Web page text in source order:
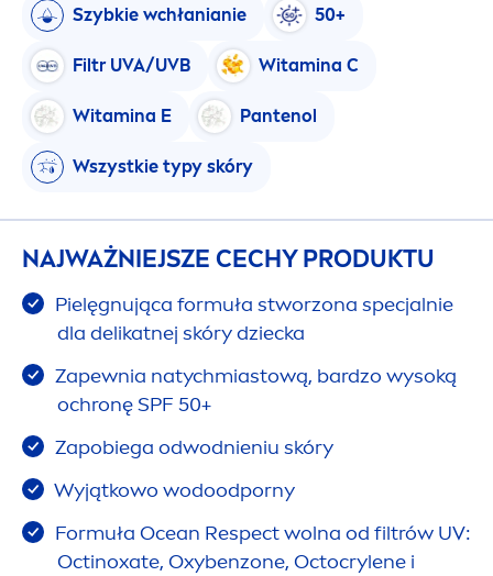
Szybkie wchłanianie 50+
Filtr UVA/UVB Witamina C
Witamina E Pantenol
Wszystkie typy skóry
NAJWAŻNIEJSZE CECHY PRODUKTU
Pielęgnująca formuła stworzona specjalnie
dla delikatnej skóry dziecka
Zapewnia natychmiastową, bardzo wysoką
ochronę SPF 50+
Zapobiega odwodnieniu skóry
Wyjątkowo wodoodporny
Formuła Ocean Respect wolna od filtrów UV:
Octinoxate, Oxybenzone, Octocrylene i